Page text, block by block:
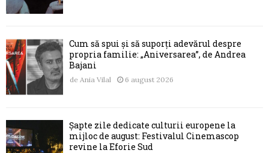
Cum să spui și să suporți adevărul despre
propria familie: „Aniversarea”, de Andrea
Bajani
de Ania Vilal 6 august 2026
Șapte zile dedicate culturii europene la
mijloc de august: Festivalul Cinemascop
revine la Eforie Sud